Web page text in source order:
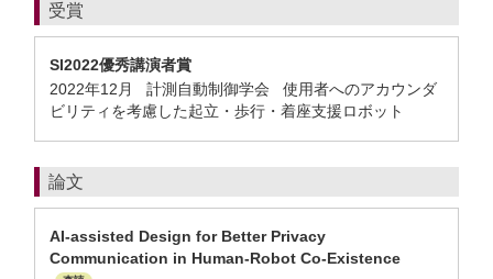
受賞
SI2022優秀講演者賞
2022年12月 計測自動制御学会 使用者へのアカウンダ
ビリティを考慮した起立・歩行・着座支援ロボット
論文
AI-assisted Design for Better Privacy
Communication in Human-Robot Co-Existence